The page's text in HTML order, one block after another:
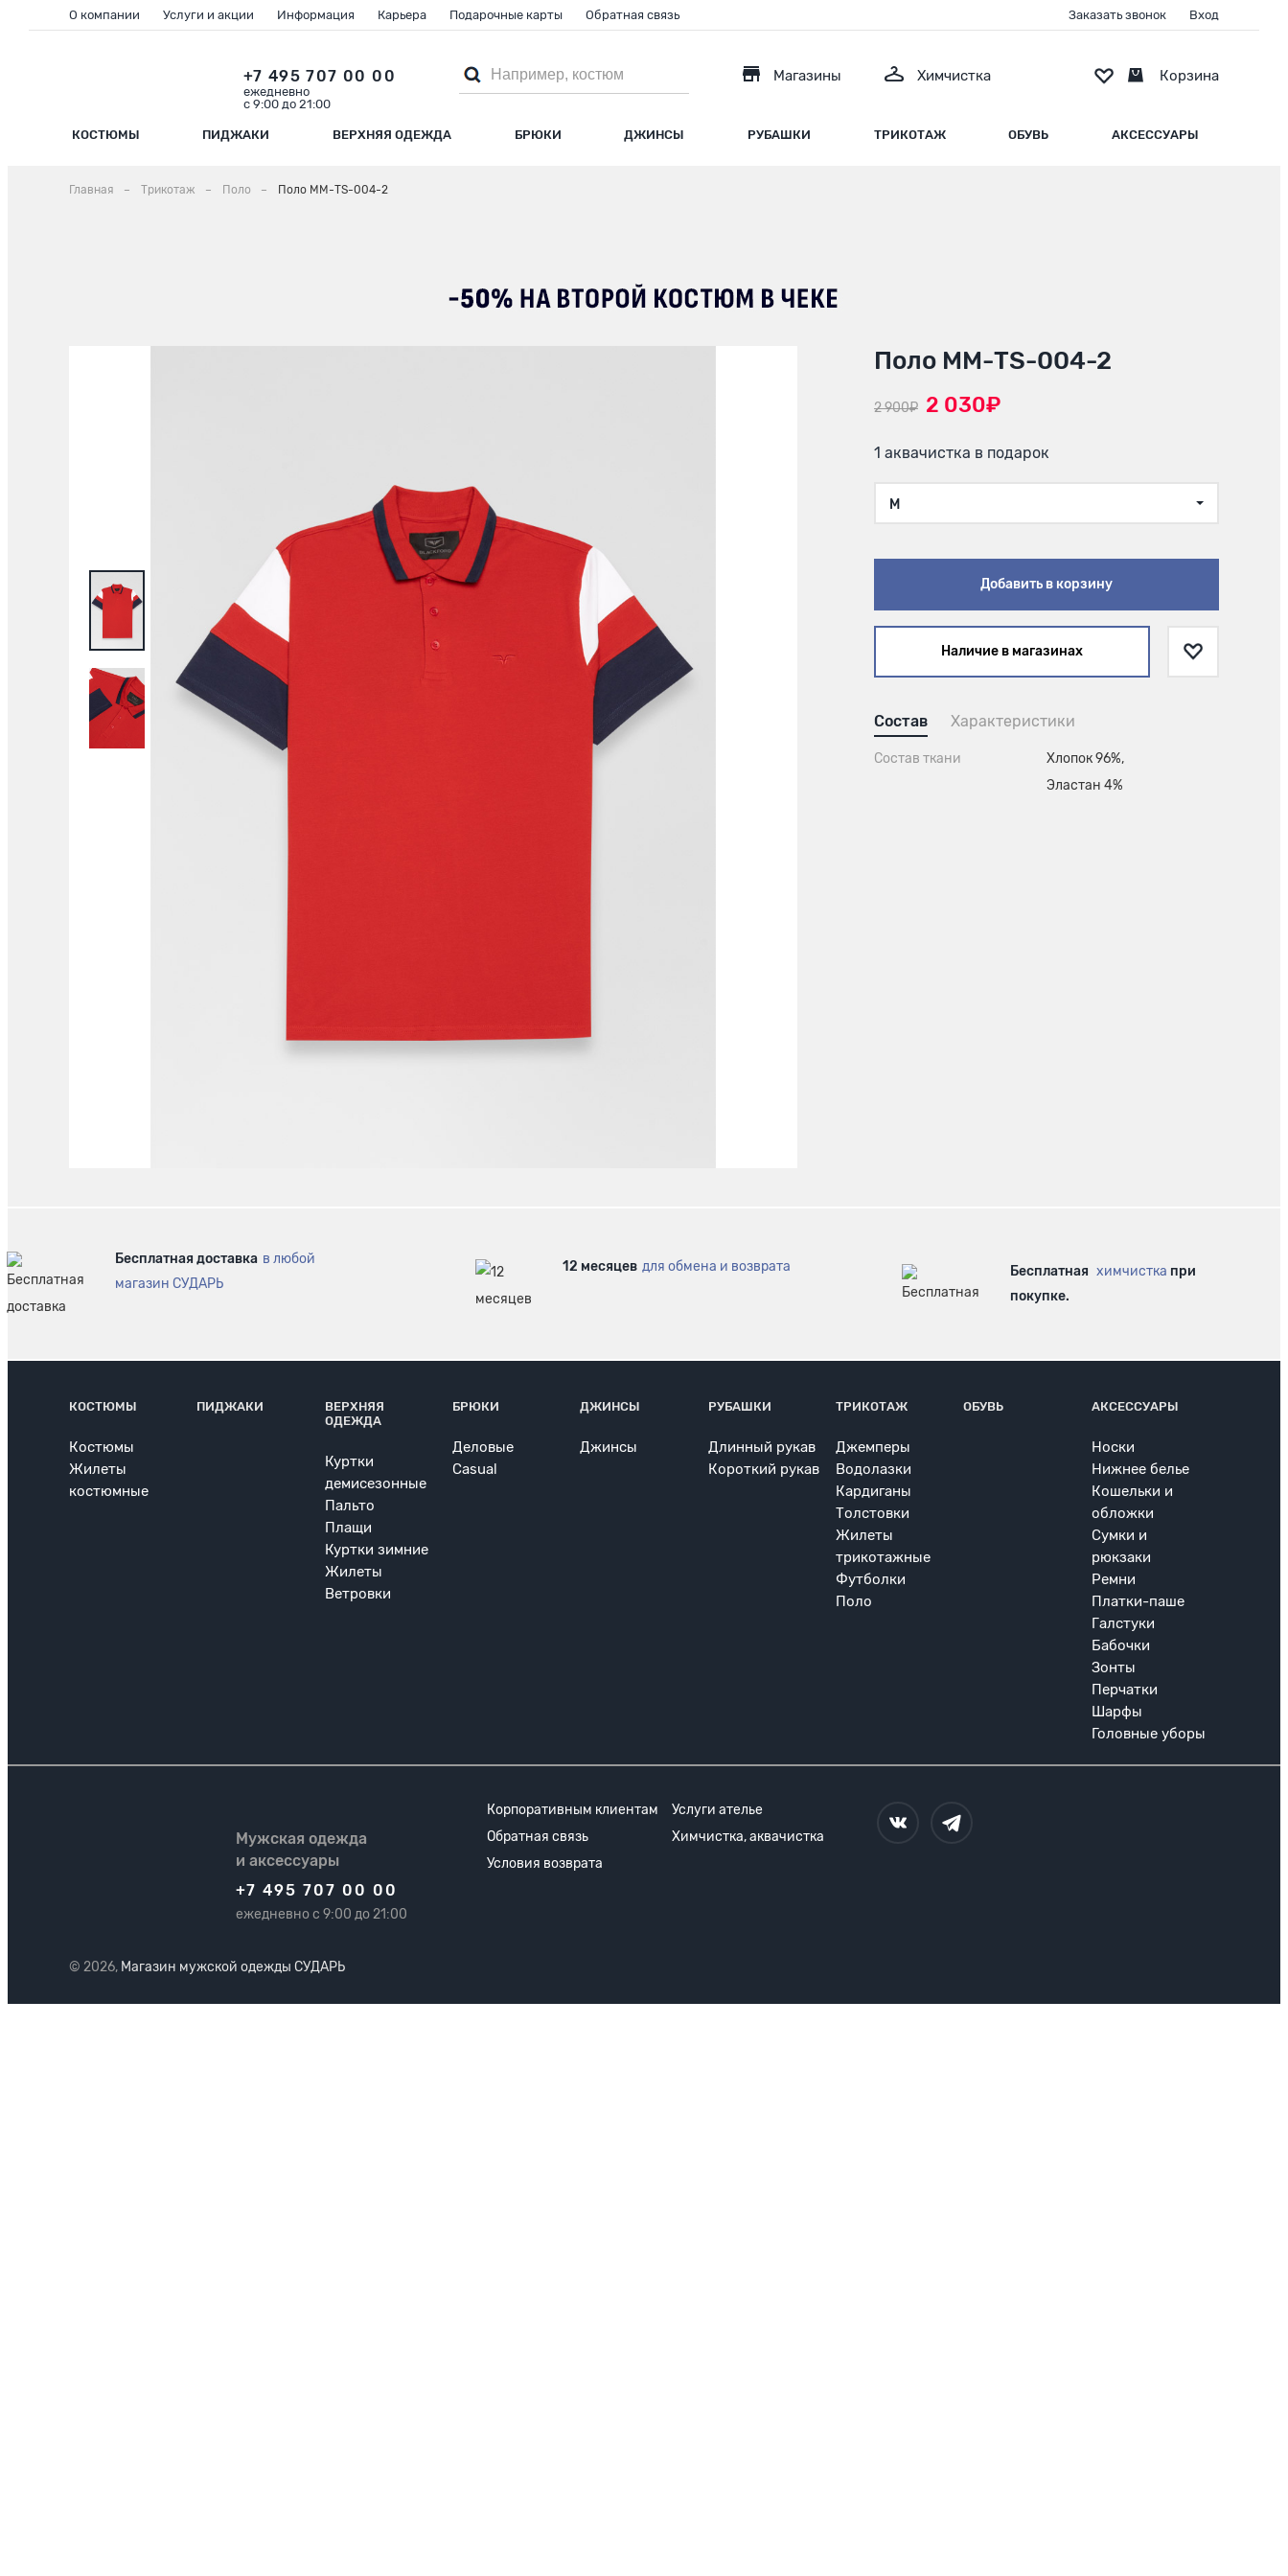
КОСТЮМЫ ПИДЖАКИ ВЕРХНЯЯ ОДЕЖДА БРЮКИ ДЖИНСЫ РУБАШКИ ТРИКОТАЖ ОБУВЬ АКСЕССУАРЫ
+7 495 707 00 00
ежедневно
с 9:00 до 21:00
Магазины Химчистка
О компании Услуги и акции Информация Карьера Подарочные карты Обратная связь Заказать звонок Вход
Корзина
Главная Трикотаж Поло Поло ММ-TS-004-2
Поло ММ-TS-004-2
2 900₽ 2 030₽
1 аквачистка в подарок
M
Добавить в корзину
Наличие в магазинах
Состав Характеристики
Состав ткани
Хлопок 96%,
Эластан 4%
Бесплатная доставка в любой
магазин СУДАРЬ
12 месяцев для обмена и возврата Бесплатная химчистка при
покупке.
КОСТЮМЫ
Костюмы
Жилеты
костюмные
ПИДЖАКИ
ВЕРХНЯЯ
ОДЕЖДА
Куртки
демисезонные
Пальто
Плащи
Куртки зимние
Жилеты
Ветровки
БРЮКИ
Деловые
Casual
ДЖИНСЫ
Джинсы
РУБАШКИ
Длинный рукав
Короткий рукав
ТРИКОТАЖ
Джемперы
Водолазки
Кардиганы
Толстовки
Жилеты
трикотажные
Футболки
Поло
ОБУВЬ АКСЕССУАРЫ
Носки
Нижнее белье
Кошельки и
обложки
Сумки и
рюкзаки
Ремни
Платки-паше
Галстуки
Бабочки
Зонты
Перчатки
Шарфы
Головные уборы
Мужская одежда
и аксессуары
+7 495 707 00 00
ежедневно с 9:00 до 21:00
Корпоративным клиентам
Услуги ателье
Обратная связь
Химчистка, аквачистка
Условия возврата
© 2026, Магазин мужской одежды СУДАРЬ